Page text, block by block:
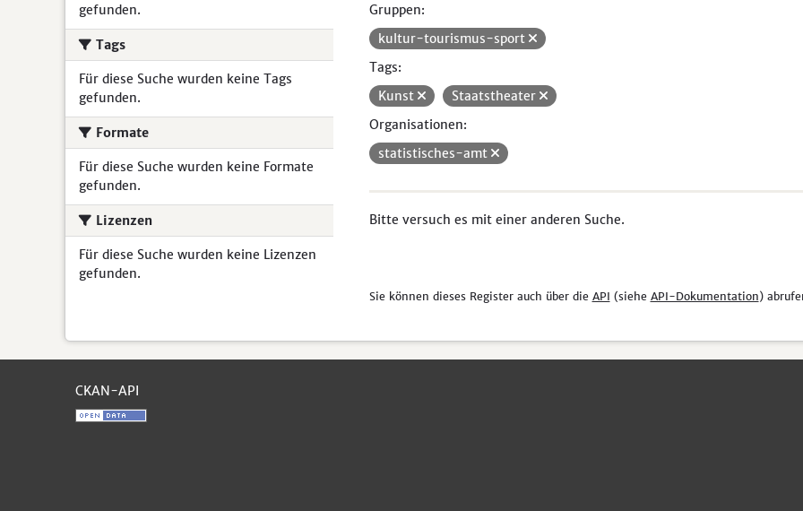
gefunden.
Tags
Für diese Suche wurden keine Tags
gefunden.
Formate
Für diese Suche wurden keine Formate
gefunden.
Lizenzen
Für diese Suche wurden keine Lizenzen
gefunden.
Gruppen:
kultur-tourismus-sport
Tags:
Kunst
Staatstheater
Organisationen:
statistisches-amt
Bitte versuch es mit einer anderen Suche.
Sie können dieses Register auch über die API (siehe API-Dokumentation)
CKAN-API